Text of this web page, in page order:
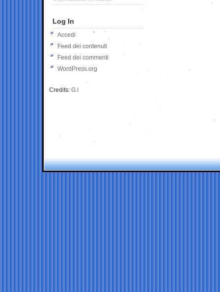
Log In
Accedi
Feed dei contenuti
Feed dei commenti
WordPress.org
Credits: G.I